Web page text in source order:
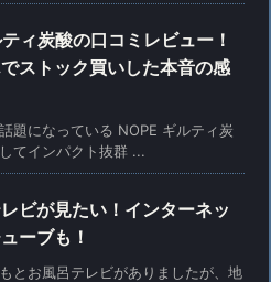
ィ炭酸の口コミレビュー！
ストック買いした本音の感
題になっている NOPE ギルティ炭
てインパクト抜群 ...
ビが見たい！インターネッ
ーブも！
とお風呂テレビがありましたが、地